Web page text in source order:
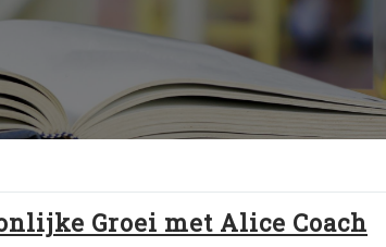
Groei met Alice Coach